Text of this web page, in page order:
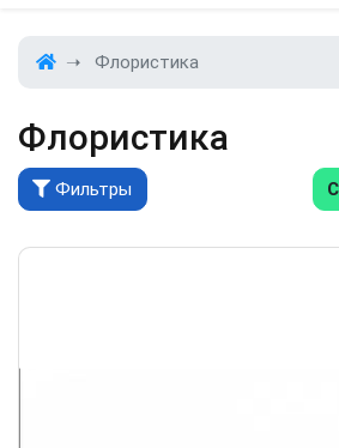
Флористика
Флористика
Фильтры